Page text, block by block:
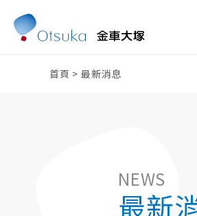
首頁 >最新消息
NEWS
最新